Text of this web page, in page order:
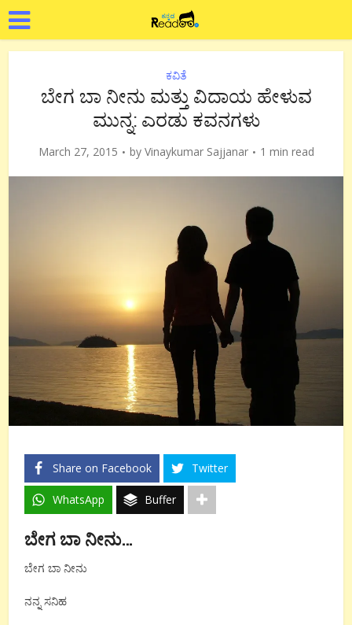
ಕವಿತೆ
ಬೇಗ ಬಾ ನೀನು ಮತ್ತು ವಿದಾಯ ಹೇಳುವ
ಮುನ್ನ: ಎರಡು ಕವನಗಳು
March 27, 2015 by Vinaykumar Sajjanar 1 min read
Share on Facebook Twitter
WhatsApp Buffer
ಬೇಗಬಾ ನೀನು…
ಬೇಗ ಬಾ ನೀನು
ನನ್ನ ಸನಿಹ